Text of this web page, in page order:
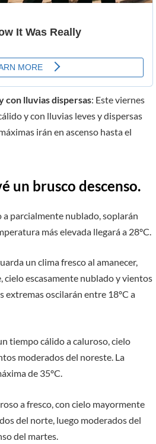
con lluvias dispersas: Este viernes
y con lluvias leves y dispersas
irán en ascenso hasta el
un brusco descenso.
a parcialmente nublado, soplarán
más elevada llegará a 28ºC.
un clima fresco al amanecer,
cielo escasamente nublado y vientos
extremas oscilarán entre 18ºC a
tiempo cálido a caluroso, cielo
moderados del noreste. La
de 35ºC.
a fresco, con cielo mayormente
del norte, luego moderados del
del martes.